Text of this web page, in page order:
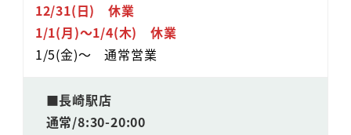
12/31(日)
休業
1/1(月)～1/4(木)
休業
1/5(金)～ 通常営業
■長崎駅店
通常/8:30-20:00